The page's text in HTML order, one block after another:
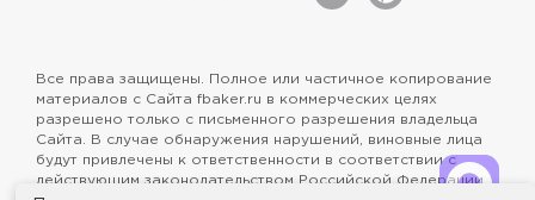
Все права защищены. Полное или частичное копирование
материалов с Сайта fbaker.ru в коммерческих целях
разрешено только с письменного разрешения владельца
Сайта. В случае обнаружения нарушений, виновные лица
будут привлечены к ответственности в соответствии с
действующим законодательством Российской Федерации.